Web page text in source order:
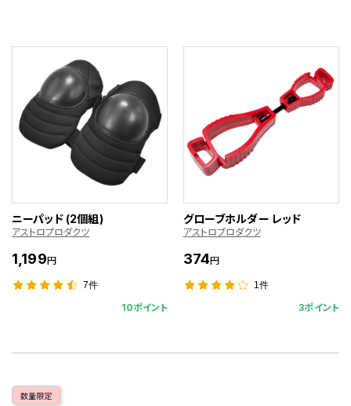
ニーパッド (2個組)
アストロプロダクツ
1,199円
7件
10ポイント
グローブホルダー レッド
アストロプロダクツ
374円
1件
3ポイント
数量限定